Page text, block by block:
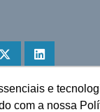
e
com a nossa